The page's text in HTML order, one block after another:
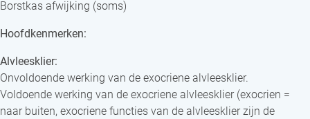
Borstkas afwijking (soms)
Hoofdkenmerken:
Alvleesklier:
Onvoldoende werking van de exocriene alvleesklier.
Voldoende werking van de exocriene alvleesklier (exocrien =
naar buiten, exocriene functies van de alvleesklier zijn de